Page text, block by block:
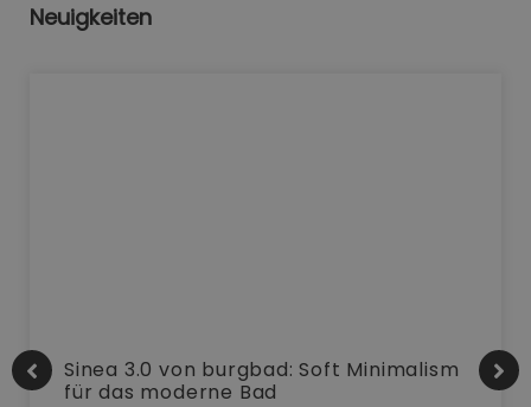
Neuigkeiten
Sinea 3.0 von burgbad: Soft Minimalism
für das moderne Bad